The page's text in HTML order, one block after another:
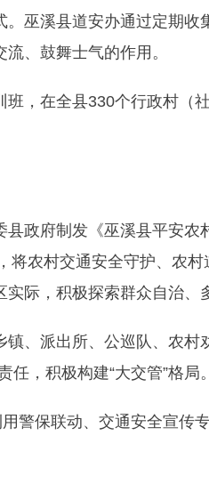
巫溪县道安办通过定期收
、鼓舞士气的作用。
，在全县330个行政村（
政府制发《巫溪县平安农
将农村交通安全守护、农
际，积极探索群众自治、
、派出所、公巡队、农村
任，积极构建“大交管”格局。
警保联动、交通安全宣传